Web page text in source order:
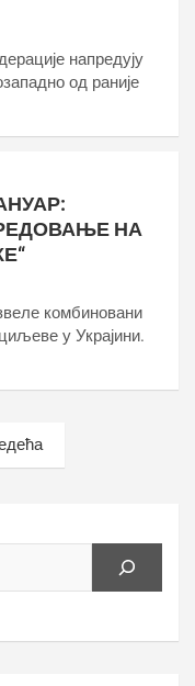
напредују
од раније
НА
комбиновани
у Украјини.